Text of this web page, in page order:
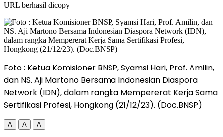
URL berhasil dicopy
Foto : Ketua Komisioner BNSP, Syamsi Hari, Prof. Amilin,
dan NS. Aji Martono Bersama Indonesian Diaspora
Network (IDN), dalam rangka Mempererat Kerja Sama
Sertifikasi Profesi, Hongkong (21/12/23). (Doc.BNSP)
A A A